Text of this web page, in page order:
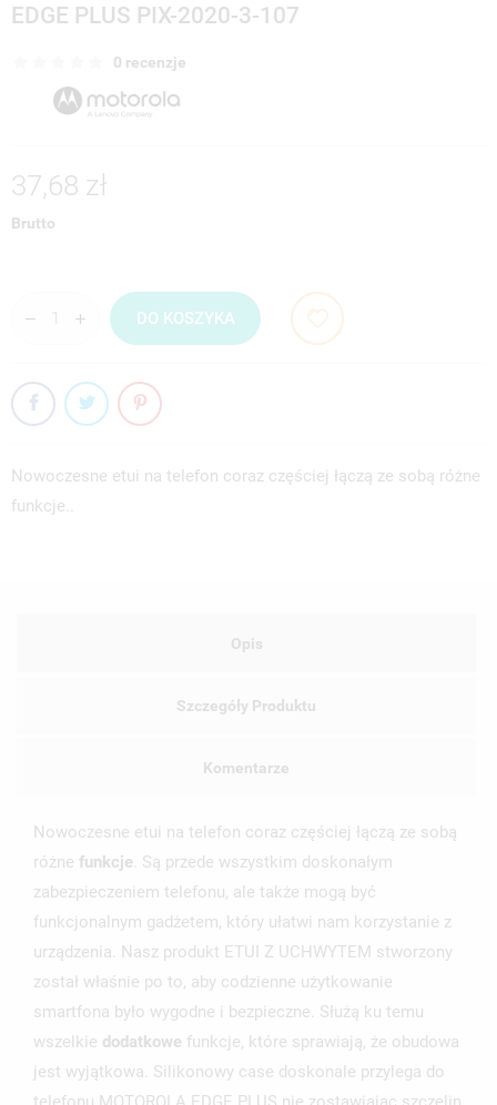
EDGE PLUS PIX-2020-3-107
0 recenzje
37,68 zł
Brutto
DO KOSZYKA
Nowoczesne etui na telefon coraz częściej łączą ze sobą różne
funkcje..
Opis
Szczegóły Produktu
Komentarze
Nowoczesne etui na telefon coraz częściej łączą ze sobą
różne funkcje . Są przede wszystkim doskonałym
zabezpieczeniem telefonu, ale także mogą być
funkcjonalnym gadżetem, który ułatwi nam korzystanie z
urządzenia. Nasz produkt ETUI Z UCHWYTEM stworzony
został właśnie po to, aby codzienne użytkowanie
smartfona było wygodne i bezpieczne. Służą ku temu
wszelkie dodatkowe funkcje, które sprawiają, że obudowa
jest wyjątkowa. Silikonowy case doskonale przylega do